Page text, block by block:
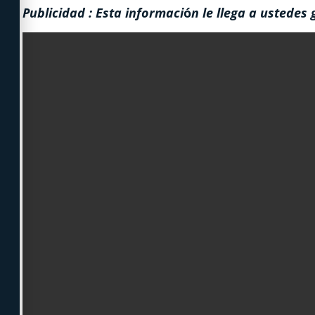
Publicidad : Esta información le llega a ustedes